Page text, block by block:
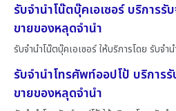
รับจำนำโน๊ตบุ๊คเอเซอร์ บริการ
ขายของหลุดจำนำ
รับจำนำโน๊ตบุ๊คเอเซอร์ ให้บริการโดย รับจํ
รับจำนำโทรศัพท์ออปโป้ บริการ
ขายของหลุดจำนำ